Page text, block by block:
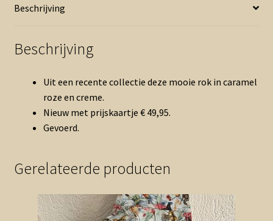
Beschrijving
Beschrijving
Uit een recente collectie deze mooie rok in caramel
roze en creme.
Nieuw met prijskaartje € 49,95.
Gevoerd.
Gerelateerde producten